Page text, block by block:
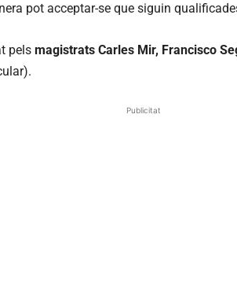
pot acceptar-se que siguin
pels magistrats Carles Mir, Francisco
Publicitat